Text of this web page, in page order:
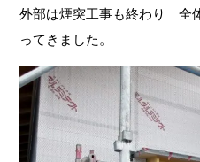
外部は煙突工事も終わり 全
ってきました。